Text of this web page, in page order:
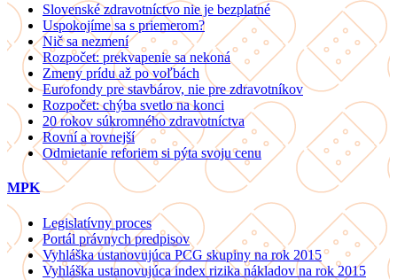
Slovenské zdravotníctvo nie je bezplatné
Uspokojíme sa s priemerom?
Nič sa nezmení
Rozpočet: prekvapenie sa nekoná
Zmeny prídu až po voľbách
Eurofondy pre stavbárov, nie pre zdravotníkov
Rozpočet: chýba svetlo na konci
20 rokov súkromného zdravotníctva
Rovní a rovnejší
Odmietanie reforiem si pýta svoju cenu
MPK
Legislatívny proces
Portál právnych predpisov
Vyhláška ustanovujúca PCG skupiny na rok 2015
Vyhláška ustanovujúca index rizika nákladov na rok 2015